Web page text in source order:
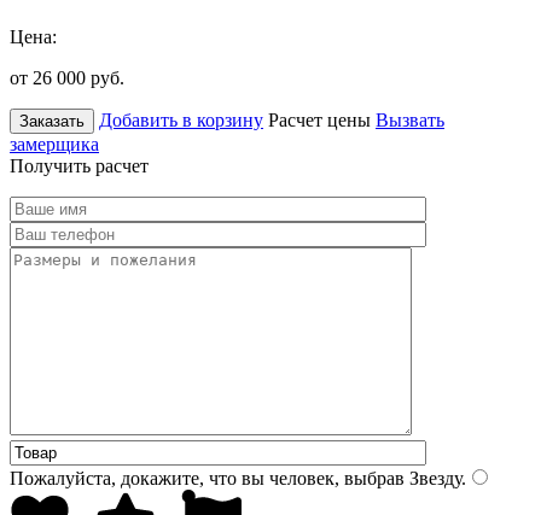
Цена:
от 26 000 руб.
Заказать Добавить в корзину Расчет цены Вызвать
замерщика
Получить расчет
Пожалуйста, докажите, что вы человек, выбрав Звезду.